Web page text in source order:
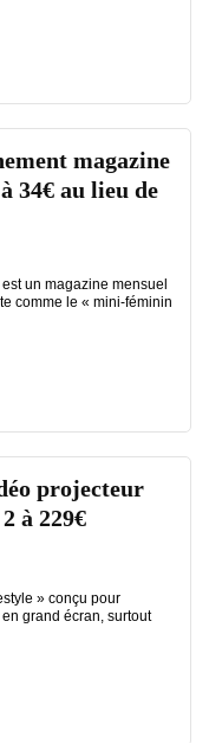
magazine
34€ au lieu de
un magazine mensuel
comme le « mini-féminin
projecteur
à 229€
» conçu pour
grand écran, surtout